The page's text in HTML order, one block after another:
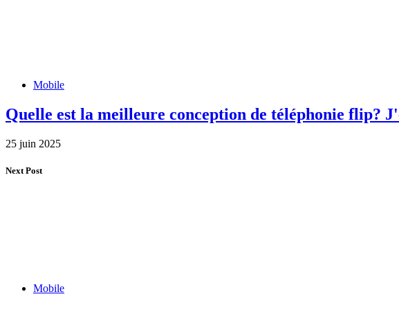
Mobile
Quelle est la meilleure conception de téléphonie flip?
25 juin 2025
Next Post
Mobile